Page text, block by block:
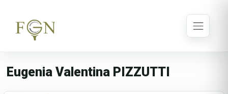
Eugenia Valentina PIZZUTTI